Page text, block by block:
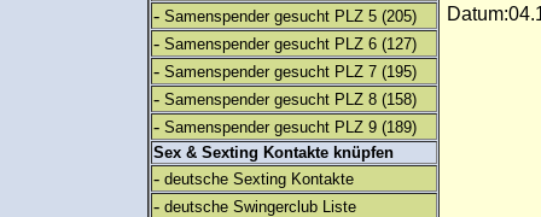
- Samenspender gesucht PLZ 5 (205)
- Samenspender gesucht PLZ 6 (127)
- Samenspender gesucht PLZ 7 (195)
- Samenspender gesucht PLZ 8 (158)
- Samenspender gesucht PLZ 9 (189)
Sex & Sexting Kontakte knüpfen
- deutsche Sexting Kontakte
- deutsche Swingerclub Liste